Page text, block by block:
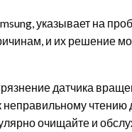
указывает на
и их решение
датчика
неправильному
очищайте и